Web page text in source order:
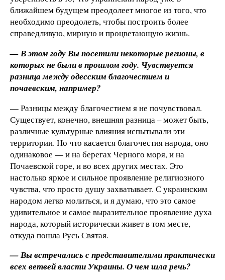
ближайшем будущем преодолеет многое из того, что
необходимо преодолеть, чтобы построить более
справедливую, мирную и процветающую жизнь.
— В этом году Вы посетили некоторые регионы, в
которых не были в прошлом году. Чувствуется
разница между одесским благочестием и
почаевским, например?
— Разницы между благочестием я не почувствовал.
Существует, конечно, внешняя разница – может быть,
различные культурные влияния испытывали эти
территории. Но что касается благочестия народа, оно
одинаковое — и на берегах Черного моря, и на
Почаевской горе, и во всех других местах. Это
настолько яркое и сильное проявление религиозного
чувства, что просто душу захватывает. С украинским
народом легко молиться, и я думаю, что это самое
удивительное и самое выразительное проявление духа
народа, который исторически живет в том месте,
откуда пошла Русь Святая.
— Вы встречались с представителями практически
всех ветвей власти Украины. О чем шла речь?